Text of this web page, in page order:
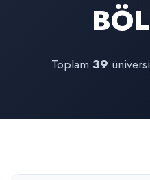
Toplam 39